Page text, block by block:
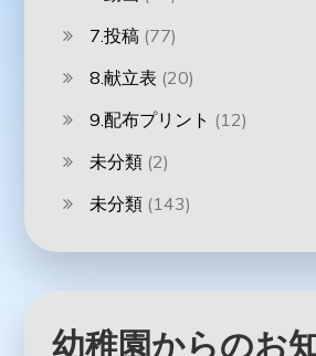
7.投稿 (77)
8.献立表 (20)
9.配布プリント (12)
未分類 (2)
未分類 (143)
幼稚園からのお